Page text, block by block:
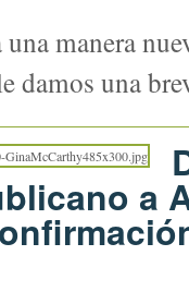
manera
damos una
a